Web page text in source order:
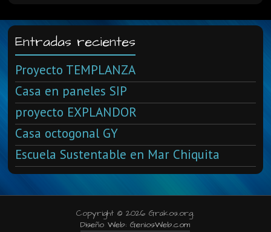
Entradas recientes
Proyecto TEMPLANZA
Casa en paneles SIP
proyecto EXPLANDOR
Casa octogonal GY
Escuela Sustentable en Mar Chiquita
Copyright © 2026 Grakos.org.
Diseño Web: GeniosWeb.com